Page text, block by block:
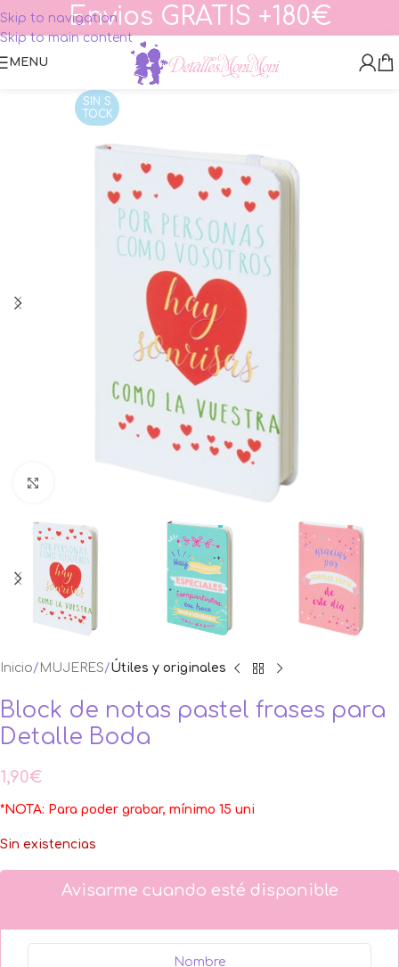
Skip to navigation
Skip to main content
Envios GRATIS +180€
MENU
SIN S
TOCK
Inicio MUJERES Útiles y originales
Block de notas pastel frases para
Detalle Boda
1,90€
*NOTA: Para poder grabar, mínimo 15 uni
Sin existencias
Avisarme cuando esté disponible